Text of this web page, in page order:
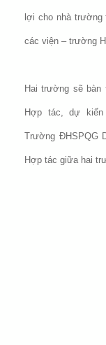
lợi cho nhà trường
các viện – trường
Hai trường sẽ bàn
Hợp tác, dự
Trường ĐHSPQG
Hợp tác giữa hai